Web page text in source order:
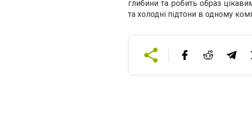
глибини та робить образ
та холодні підтони в одному